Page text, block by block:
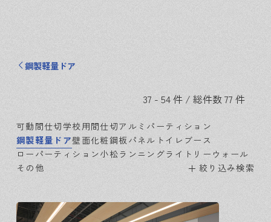
鋼製軽量ドア
37 - 54 件 / 総件数 77 件
可動間仕切 学校用間仕切アルミパーティション
鋼製軽量ドア壁面化粧鋼板パネル トイレブース
ローパーティション小松ランニングライトリーウォール
その他
絞り込み検索